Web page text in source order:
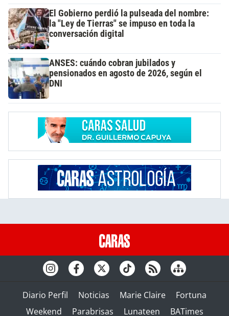
El Gobierno perdió la pulseada del nombre:
la "Ley de Tierras" se impuso en toda la
conversación digital
ANSES: cuándo cobran jubilados y
pensionados en agosto de 2026, según el
DNI
Diario Perfil Noticias Marie Claire
Fortuna
Weekend
Parabrisas Lunateen BATimes